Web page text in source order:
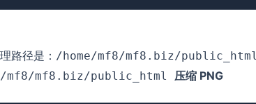
路径是： /home/mf8/mf8.biz/public_html
mf8/mf8.biz/public_html 压缩 PNG